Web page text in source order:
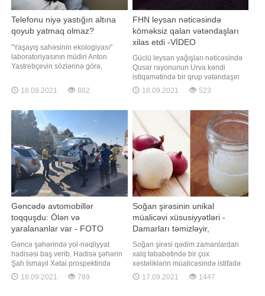
Telefonu niyə yastığın altına
qoyub yatmaq olmaz?
"Yaşayış sahəsinin ekologiyası"
laboratoriyasının müdiri Anton
Yastrebçevin sözlərinə görə,
yatmaq olmaz. -a istinadən xəbər
verir ki, ekspert səbəb kimi
bəzən artdığını bildirib. "Nəzərə
almaq lazımdır ki, telefonları
18.09.2021 862
FHN leysan nəticəsində
köməksiz qalan vətəndaşları
xilas etdi -VİDEO
Güclü leysan yağışları nəticəsində
Qusar rayonunun Urva kəndi
istiqamətində bir qrup vətəndaşın
köməksiz vəziyyətdə qalması
barədə Fövqəladə Hallar
xəttinə məlumat daxil olub. -ın
Fövqəladə Hallar Nazirliyinin (FHN)
saytına istinadən verdiyi xəbərinə
görə
18.09.2021 523
Gəncədə avtomobillər
toqquşdu: Ölən və
yaralananlar var - FOTO
Gəncə şəhərində yol-nəqliyyat
hadisəsi baş verib. Hadisə şəhərin
Şah İsmayıl Xətai prospektində
qeydə alınıb. Belə ki, hərəkətdə
olan VAZ-21 015 markalı minik
18.09.2021 789
Soğan şirəsinin unikal
müalicəvi xüsusiyyətləri -
Damarları təmizləyir,
xərçəngdən qoruyur
Soğan şirəsi qədim zamanlardan
xalq təbabətində bir çox
xəstəliklərin müalicəsində istifadə
olunur. Soğanı və soğan şirəsini
"təbii antibiotik" adlandırırlar.
17.09.2021 1447